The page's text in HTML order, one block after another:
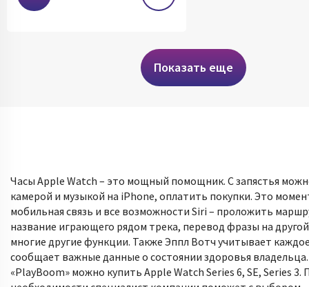
Показать еще
Часы Apple Watch – это мощный помощник. С запястья
камерой и музыкой на iPhone, оплатить покупки. Это
мобильная связь и все возможности Siri – проложить
название играющего рядом трека, перевод фразы на
многие другие функции. Также Эппл Вотч учитывает
сообщает важные данные о состоянии здоровья
«PlayBoom» можно купить Apple Watch Series 6, SE, Series 3.